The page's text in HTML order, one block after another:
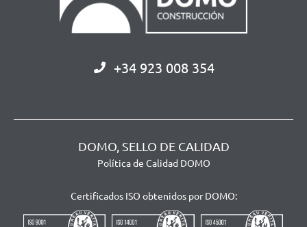
+34 923 008 354
DOMO, SELLO DE CALIDAD
Política de Calidad DOMO
Certificados ISO obtenidos por DOMO: